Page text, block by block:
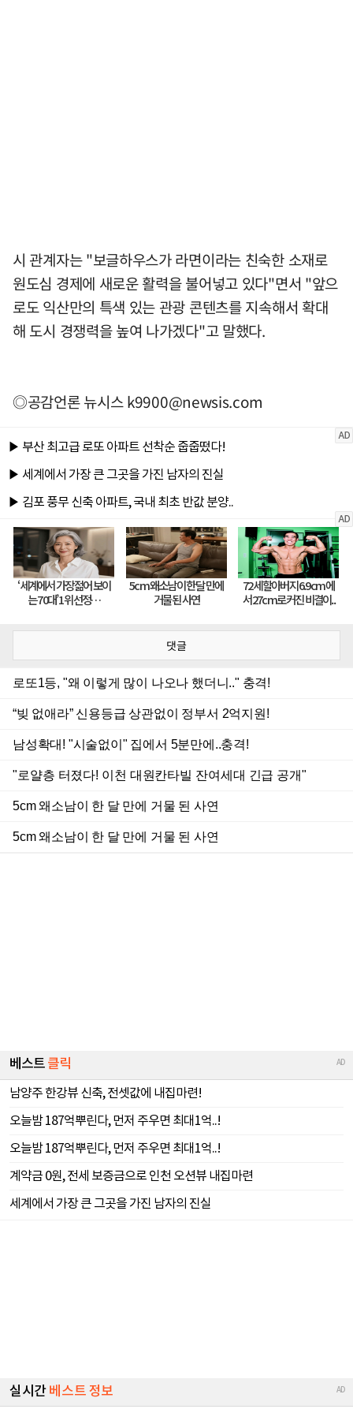
시 관계자는 "보글하우스가 라면이라는 친숙한 소재로
원도심 경제에 새로운 활력을 불어넣고 있다"면서 "앞으
로도 익산만의 특색 있는 관광 콘텐츠를 지속해서 확대
해 도시 경쟁력을 높여 나가겠다"고 말했다.
◎공감언론 뉴시스k9900@newsis.com
댓글